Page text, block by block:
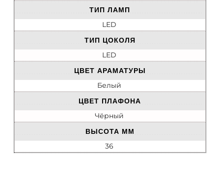
ТИП ЛАМП
LED
ТИП ЦОКОЛЯ
LED
ЦВЕТ АРАМАТУРЫ
Белый
ЦВЕТ ПЛАФОНА
Чёрный
ВЫСОТА ММ
36